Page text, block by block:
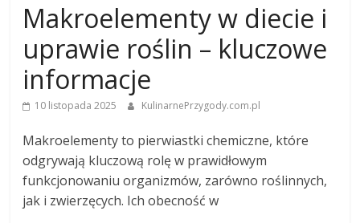
Makroelementy w diecie i
uprawie roślin – kluczowe
informacje
10 listopada 2025 KulinarnePrzygody.com.pl
Makroelementy to pierwiastki chemiczne, które
odgrywają kluczową rolę w prawidłowym
funkcjonowaniu organizmów, zarówno roślinnych,
jak i zwierzęcych. Ich obecność w